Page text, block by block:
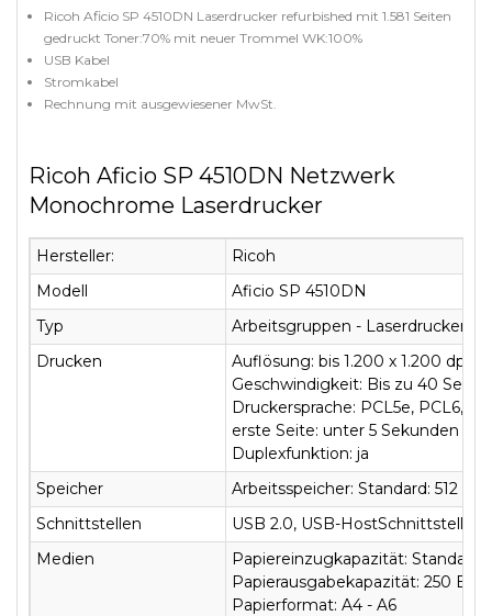
Ricoh Aficio SP 4510DN Laserdrucker refurbished mit 1.581 Seiten
gedruckt Toner:70% mit neuer Trommel WK:100%
USB Kabel
Stromkabel
Rechnung mit ausgewiesener MwSt.
Ricoh Aficio SP 4510DN Netzwerk
Monochrome Laserdrucker
Hersteller:
Ricoh
Modell
Aficio SP 4510DN
Typ
Arbeitsgruppen - Laserdrucker -
Drucken
Auflösung: bis 1.200 x 1.200 dpi
Geschwindigkeit: Bis zu 40
Druckersprache: PCL5e, PCL6,
erste Seite: unter 5 Sekunden
Duplexfunktion: ja
Speicher
Arbeitsspeicher: Standard: 512
Schnittstellen
USB 2.0, USB-HostSchnittstelle,
Medien
Papiereinzugkapazität: Standard
Papierausgabekapazität: 250 Blatt
Papierformat: A4 - A6